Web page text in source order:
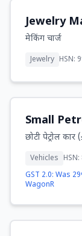
Jewelry
मेकिंग चार्ज
Jewelry HSN:
Small
छोटी पेट्रोल
Vehicles
GST 2.0: Was
WagonR